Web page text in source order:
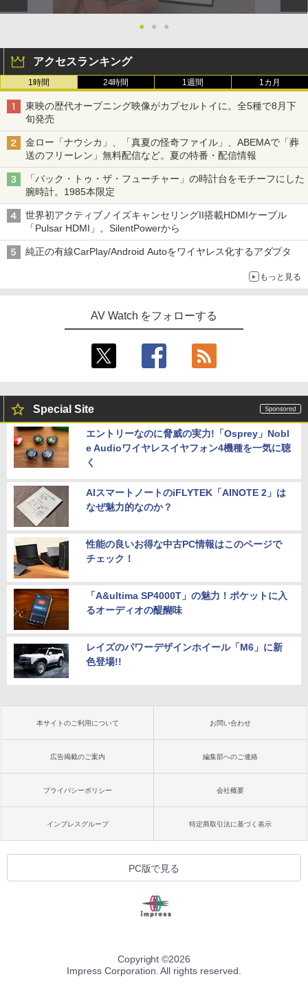
● ● ●
アクセスランキング
1時間 24時間 1週間 1カ月
東映の歴代オープニング映像がカプセルトイに。全5種で8月下
旬発売
金ロー「ナウシカ」、「真夏の怪奇ファイル」、ABEMAで「葬
送のフリーレン」無料配信など。夏の特番・配信情報
「バック・トゥ・ザ・フューチャー」の時計台をモチーフにした
腕時計。1985本限定
世界初アクティブノイズキャンセリングII搭載HDMIケーブル
「Pulsar HDMI」。SilentPowerから
純正の有線CarPlay/Android Autoをワイヤレス化するアダプタ
もっと見る
AV Watch をフォローする
Special Site
エントリーなのに脅威の実力!「Osprey」Nobl
e Audioワイヤレスイヤフォン4機種を一気に聴
く
AIスマートノートのiFLYTEK「AINOTE 2」は
なぜ魅力的なのか？
性能の良いお得な中古PC情報はこのページで
チェック！
「A&ultima SP4000T」の魅力！ポケットに入
るオーディオの醍醐味
レイズのパワーデザインホイール「M6」に新
色登場!!
本サイトのご利用について お問い合わせ
広告掲載のご案内 編集部へのご連絡
プライバシーポリシー 会社概要
インプレスグループ 特定商取引法に基づく表示
PC版で見る
Copyright ©2026
Impress Corporation. All rights reserved.